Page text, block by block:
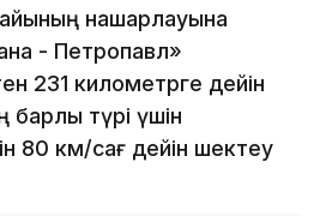
нашарлауына
- Петропавл»
231 километрге дейін
барлық түрі үшін
80 км/сағ дейін шектеу